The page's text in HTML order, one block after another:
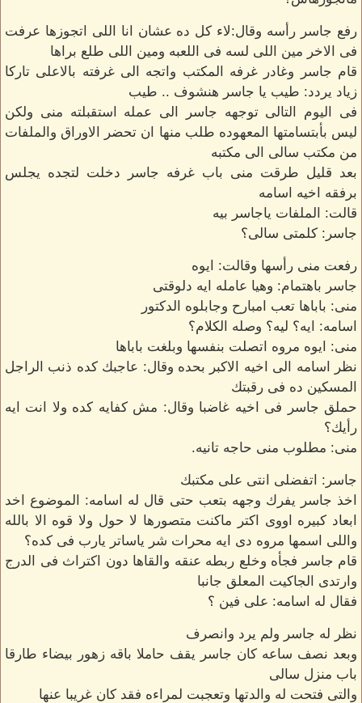
رفع جاسر رأسه وقال:لاء كل ده عشان انا اللى اتجوزها عرفت
فى الاخر مين اللى لسه فى اللعبه ومين اللى طلع براها
قام جاسر وغادر غرفه المكتب واتجه الى غرفته بالاعلى تاركا
زياد يردد: طيب يا جاسر هنشوف .. طيب
فى اليوم التالى توجهه جاسر الى عمله استقبلته منى ولكن
ليس بأبتسامتها المعهوده طلب منها ان تحضر الاوراق والملفات
من مكتب سالى الى مكتبه
بعد قليل طرقت منى باب غرفه جاسر دخلت لتجده يجلس
برفقه اخيه اسامه
قالت: الملفات ياجاسر بيه
جاسر: كلمتى سالى؟
رفعت منى رأسها وقالت: ايوه
جاسر باهتمام: وهيا عامله ايه دلوقتى
منى: باباها تعب امبارح وجابلوه الدكتور
اسامه: ايه؟ ليه؟ وصله الكلام؟
منى: ايوه مروه اتصلت بنفسها وبلغت باباها
نظر اسامه الى اخيه الاكبر بحده وقال: عاجبك كده ذنب الراجل
المسكين ده فى رقبتك
حملق جاسر فى اخيه غاضبا وقال: مش كفايه كده ولا انت ايه
رأيك؟
منى: مطلوب منى حاجه تانيه.
جاسر: اتفضلى انتى على مكتبك
اخذ جاسر يفرك وجهه بتعب حتى قال له اسامه: الموضوع اخد
ابعاد كبيره اووى اكتر ماكنت متصورها لا حول ولا قوه الا بالله
واللى اسمها مروه دى ايه محرات شر ياساتر يارب فى كده؟
قام جاسر فجأه وخلع ربطه عنقه والقاها دون اكتراث فى الدرج
وارتدى الجاكيت المعلق جانبا
فقال له اسامه: على فين ؟
نظر له جاسر ولم يرد وانصرف
وبعد نصف ساعه كان جاسر يقف حاملا باقه زهور بيضاء طارقا
باب منزل سالى
والتى فتحت له والدتها وتعجبت لمراءه فقد كان غريبا عنها